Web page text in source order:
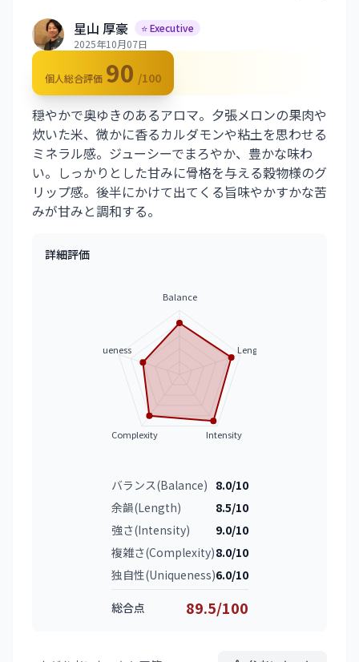
星山 厚豪
⭐ Executive
2025年10月07日
個人総合評価 90 /100
穏やかで奥ゆきのあるアロマ。夕張メロンの果肉や
炊いた米、微かに香るカルダモンや粘土を思わせる
ミネラル感。ジューシーでまろやか、豊かな味わ
い。しっかりとした甘みに骨格を与える穀物様のグ
リップ感。後半にかけて出てくる旨味やかすかな苦
みが甘みと調和する。
詳細評価
Balance
Length
Intensity
Complexity
Uniqueness
バランス(Balance) 8.0/10
余韻(Length)
8.5/10
強さ(Intensity)
9.0/10
複雑さ(Complexity)8.0/10
独自性(Uniqueness)6.0/10
総合点 89.5/100